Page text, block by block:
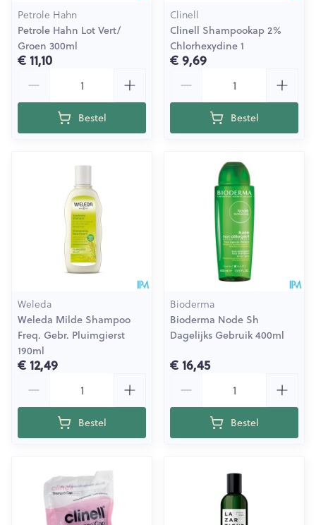
Petrole Hahn
Petrole Hahn Lot Vert/
Groen 300ml
€ 11,10
Bestel
Clinell
Clinell Shampookap 2%
Chlorhexydine 1
€ 9,69
Bestel
Weleda
Weleda Milde Shampoo
Freq. Gebr. Pluimgierst
190ml
€ 12,49
Bestel
Bioderma
Bioderma Node Sh
Dagelijks Gebruik 400ml
€ 16,45
Bestel